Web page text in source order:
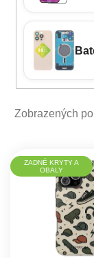
Zobrazených
Výpis
ZADNÉ KRYTY A
OBALY